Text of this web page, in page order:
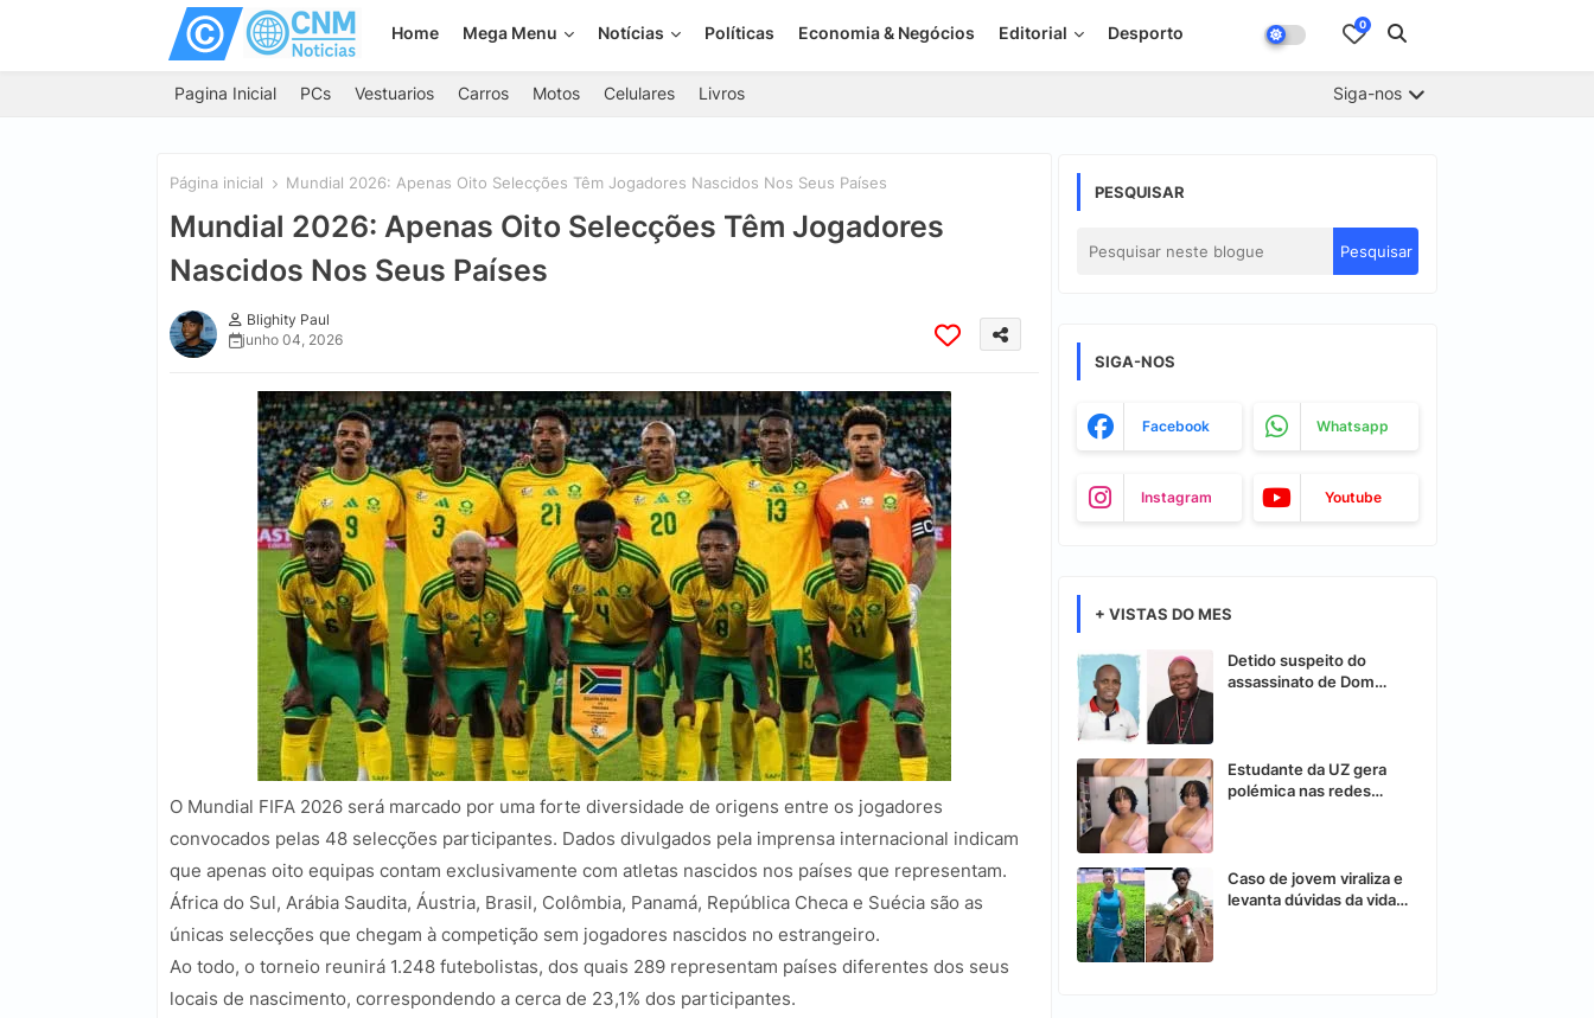
Home Mega Menu Notícias Políticas Economia & Negócios Editorial Desporto 0
Pagina Inicial PCs Vestuarios Carros Motos Celulares Livros Siga-nos
Página inicial Mundial 2026: Apenas Oito Selecções Têm Jogadores Nascidos Nos Seus Países
Mundial 2026: Apenas Oito Selecções Têm Jogadores
Nascidos Nos Seus Países
Blighity Paul
junho 04, 2026
O Mundial FIFA 2026 será marcado por uma forte diversidade de origens entre os jogadores
convocados pelas 48 selecções participantes. Dados divulgados pela imprensa internacional indicam
que apenas oito equipas contam exclusivamente com atletas nascidos nos países que representam.
África do Sul, Arábia Saudita, Áustria, Brasil, Colômbia, Panamá, República Checa e Suécia são as
únicas selecções que chegam à competição sem jogadores nascidos no estrangeiro.
Ao todo, o torneio reunirá 1.248 futebolistas, dos quais 289 representam países diferentes dos seus
locais de nascimento, correspondendo a cerca de 23,1% dos participantes.
PESQUISAR
SIGA-NOS
Facebook Whatsapp
Instagram Youtube
+ VISTAS DO MES
Detido suspeito do
assassinato de Dom
Estudante da UZ gera
polémica nas redes
Caso de jovem viraliza e
levanta dúvidas da vida